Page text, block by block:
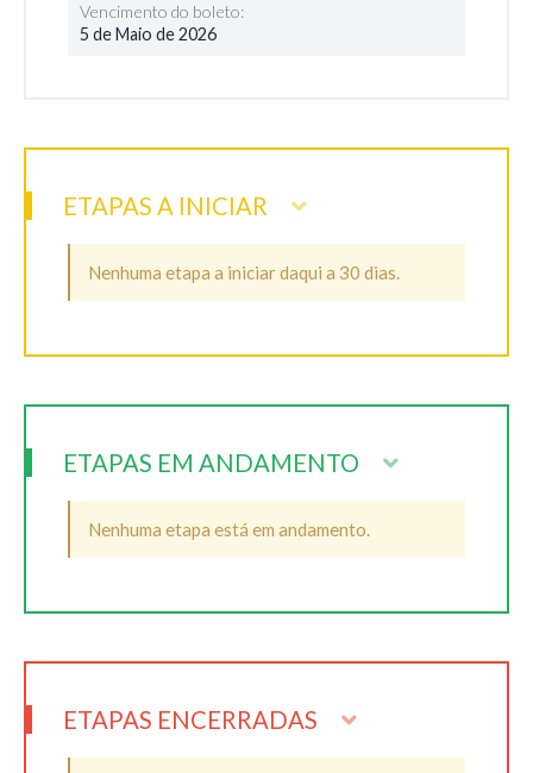
Vencimento do boleto:
5 de Maio de 2026
ETAPAS A INICIAR
Nenhuma etapa a iniciar daqui a 30 dias.
ETAPAS EM ANDAMENTO
Nenhuma etapa está em andamento.
ETAPAS ENCERRADAS